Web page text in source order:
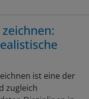
ist eine der
zugleich